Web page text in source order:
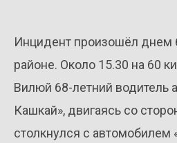
Инцидент произошёл днем
районе. Около 15.30 на 60
Вилюй 68-летний водитель
Кашкай», двигаясь со
столкнулся с автомобилем